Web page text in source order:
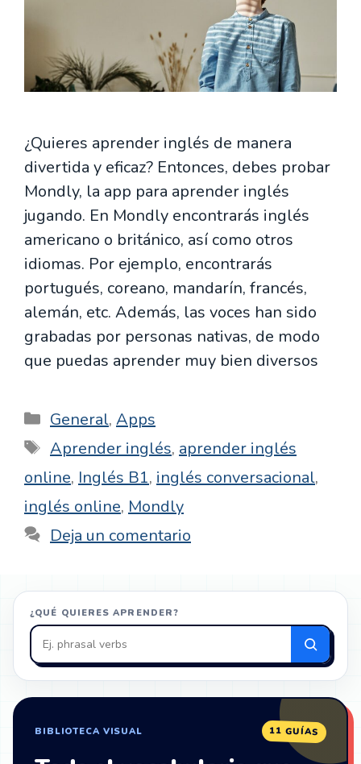
¿Quieres aprender inglés de manera
divertida y eficaz? Entonces, debes probar
Mondly, la app para aprender inglés
jugando. En Mondly encontrarás inglés
americano o británico, así como otros
idiomas. Por ejemplo, encontrarás
portugués, coreano, mandarín, francés,
alemán, etc. Además, las voces han sido
grabadas por personas nativas, de modo
que puedas aprender muy bien diversos
Categorías
General, Apps
Etiquetas
Aprender inglés, aprender inglés
online, Inglés B1, inglés conversacional,
inglés online, Mondly
Deja un comentario
¿QUÉ QUIERES APRENDER?
Buscar
en
ZonaIngles
BIBLIOTECA VISUAL 11 GUÍAS